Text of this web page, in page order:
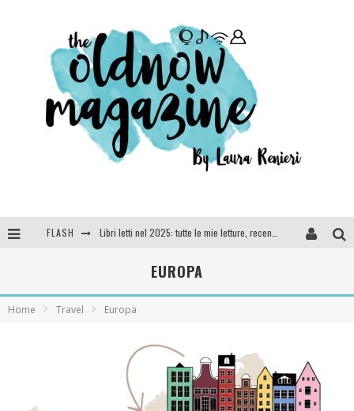
FLASH
SEE YOU AT 5 | Chanel
Anya Taylor-Joy, Jisoo e Willow Smith protagoniste della nuova campagna Dior Addict
EUROPA
Home Travel Europa